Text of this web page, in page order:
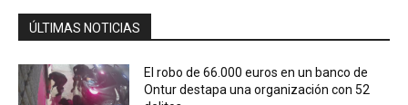
ÚLTIMAS NOTICIAS
El robo de 66.000 euros en un banco de
Ontur destapa una organización con 52